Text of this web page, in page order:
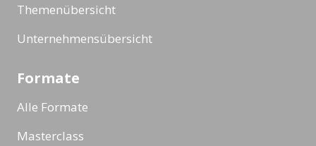
Themenübersicht
Unternehmensübersicht
Formate
Alle Formate
Masterclass